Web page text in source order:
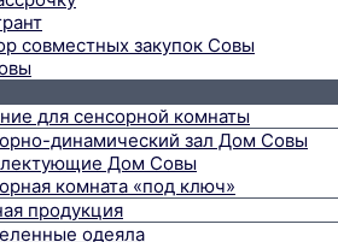
совместных закупок Совы
для сенсорной комнаты
динамический зал Дом Совы
Дом Совы
комната «под ключ»
продукция
одеяла